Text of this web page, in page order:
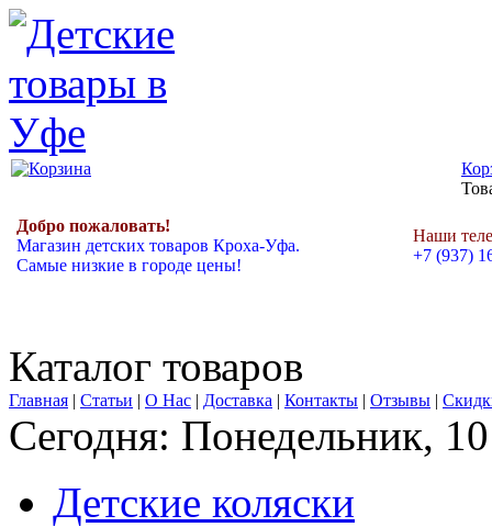
Добро пожаловать!
Магазин детских товаров Кроха-Уфа.
Самые низкие в городе цены!
Наши
+7 (937)
Каталог товаров
Главная | Статьи | О Нас | Доставка | Контакты | Отзывы |
Сегодня: Понедельник,
Детские коляски